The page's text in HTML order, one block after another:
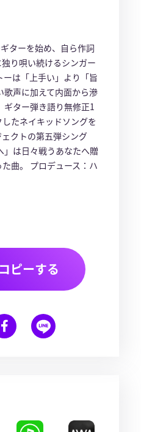
ターを始め、自ら作詞
り唄い続けるシンガー
ーは「上手い」より「旨
歌声に加えて内面から滲
ギター弾き語り無修正1
たネイキッドソングを
クトの第五弾シング
」は日々戦うあなたへ贈
曲。 プロデュース：ハ
ピーする